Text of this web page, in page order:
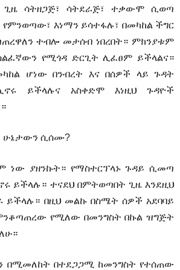
ጊዜ ሳትዘጋጅ፣ ሳትደራጅ፣ ተቃውሞ ሲወጣ
እነማን ይሳተፋሉ፣ በመካከል ችግር
ተብሎ መታሰብ ነበረበት። ምክንያቱም
የሚጎዳ ድርጊት ሊፈፀም ይችላልና።
ሆነው በንብረት እና በሰዎች ላይ ጉዳት
ይችላሉና አስቀድሞ እነዚህ ጉዳዮች
ሁኔታውን ሲሰሙ?
ነው ያዘንኩት። የማስተርፕላኑ ጉዳይ ሲመጣ
ይችላሉ። ተናደህ በምትወጣበት ጊዜ እንደዚህ
ይችላሉ። በዚህ መልኩ በስሜት ሰዎች አደባባይ
የሚለው በመንግስት በኩል ዝግጅት
በሚመለከት በተደጋጋሚ ከመንግስት የተሰጠው